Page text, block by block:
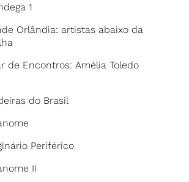
1
Orlândia: artistas abaixo da
de Encontros: Amélia Toledo
do Brasil
Periférico
II